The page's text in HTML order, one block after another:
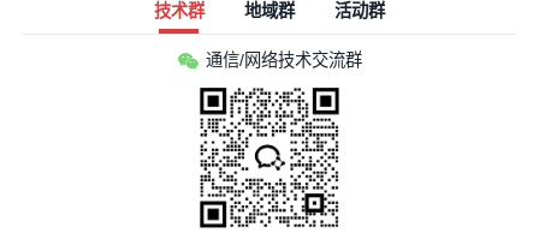
技术群 地域群 活动群
通信/网络技术交流群